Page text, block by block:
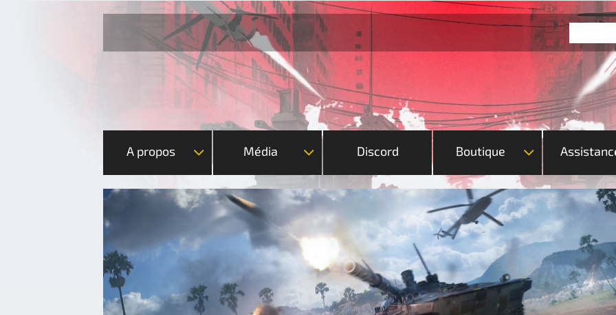
A propos Média Discord Boutique